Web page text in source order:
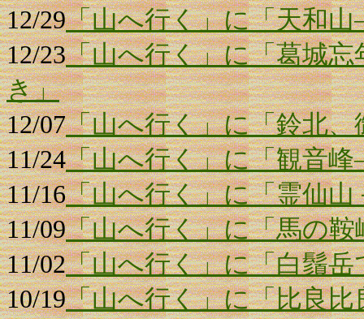
12/29「山へ行く」に「天和
12/23「山へ行く」に「葛城
き」
12/07「山へ行く」に「鈴北
11/24「山へ行く」に「観音
11/16「山へ行く」に「霊仙山
11/09「山へ行く」に「馬の
11/02「山へ行く」に「白鬚
10/19「山へ行く」に「比良比